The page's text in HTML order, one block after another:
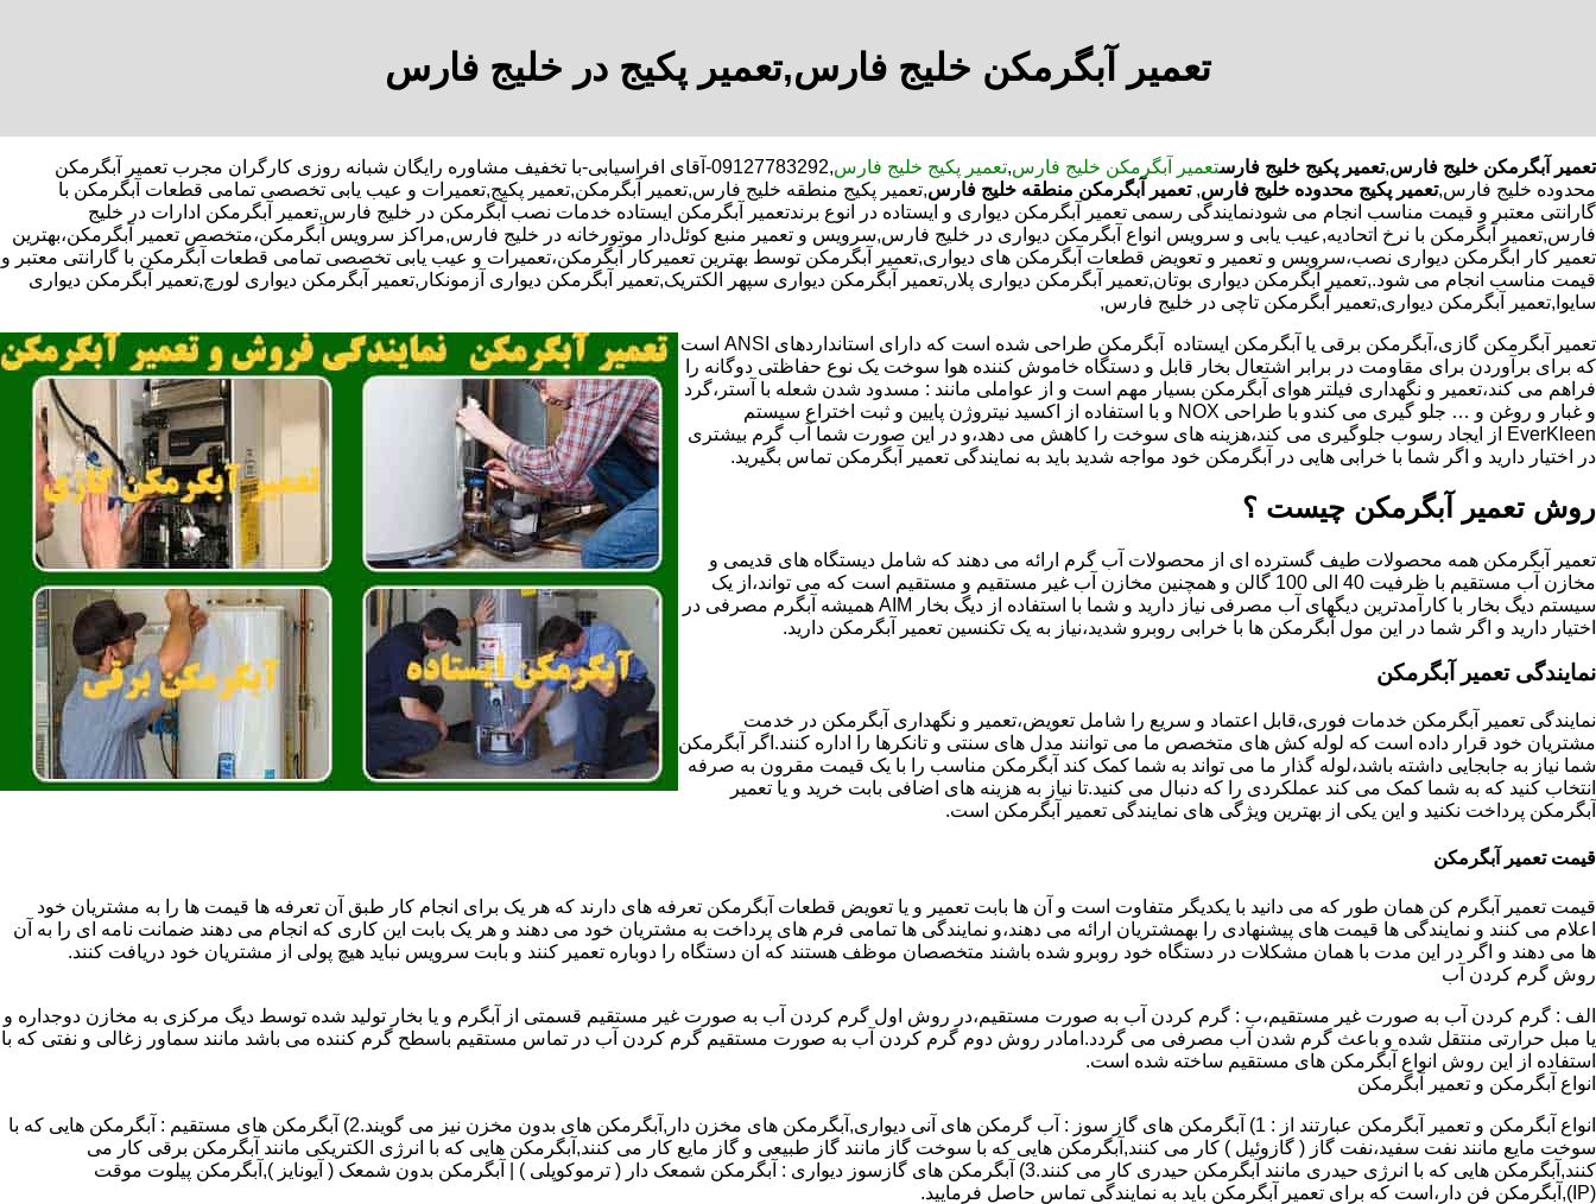
تعمیر آبگرمکن خلیج فارس,تعمیر پکیج در خلیج فارس
تعمیر آبگرمکن خلیج فارس,تعمیر پکیج خلیج فارستعمیر آبگرمکن خلیج فارس,تعمیر پکیج خلیج فارس
,09127783292-آقای افراسیابی-با تخفیف مشاوره رایگان شبانه روزی کارگران مجرب تعمیر آبگرمکن
محدوده خلیج فارس,تعمیر پکیج محدوده خلیج فارس, تعمیر آبگرمکن منطقه خلیج فارس,تعمیر پکیج منطقه خلیج فارس,تعمیر آبگرمکن,تعمیر پکیج,تعمیرات و عیب یابی تخصصی تمامی قطعات آبگرمکن با
گارانتی معتبر و قیمت مناسب انجام می شودنمایندگی رسمی تعمیر آبگرمکن دیواری و ایستاده در انوع برندتعمیر آبگرمکن ایستاده خدمات نصب آبگرمکن در خلیج فارس,تعمیر آبگرمکن ادارات در خلیج
فارس,تعمیر آبگرمکن با نرخ اتحادیه,عیب یابی و سرویس انواع آبگرمکن دیواری در خلیج فارس,سرویس و تعمیر منبع کوئل‌دار موتورخانه در خلیج فارس,مراکز سرویس آبگرمکن،متخصص تعمیر آبگرمکن،بهترین
تعمیر کار ابگرمکن دیواری نصب،سرویس و تعمیر و تعویض قطعات آبگرمکن های دیواری,تعمیر آبگرمکن توسط بهترین تعمیرکار آبگرمکن،تعمیرات و عیب یابی تخصصی تمامی قطعات آبگرمکن با گارانتی معتبر و
قیمت مناسب انجام می شود.,تعمیر آبگرمکن دیواری بوتان,تعمیر آبگرمکن دیواری پلار,تعمیر آبگرمکن دیواری سپهر الکتریک,تعمیر آبگرمکن دیواری آزمونکار,تعمیر آبگرمکن دیواری لورچ,تعمیر آبگرمکن دیواری
سایوا,تعمیر آبگرمکن دیواری,تعمیر آبگرمکن تاچی در خلیج فارس,
تعمیر آبگرمکن گازی،آبگرمکن برقی یا آبگرمکن ایستاده ​ آبگرمکن طراحی شده است که دارای استانداردهای ANSI است
که برای برآوردن برای مقاومت در برابر اشتعال بخار قابل و دستگاه خاموش کننده هوا سوخت یک نوع حفاظتی دوگانه را
فراهم می کند،تعمیر و نگهداری فیلتر هوای آبگرمکن بسیار مهم است و از عواملی مانند : مسدود شدن شعله با آستر،گرد
و غبار و روغن و … جلو گیری می کندو با طراحی NOX و با استفاده از اکسید نیتروژن پایین و ثبت اختراع سیستم
EverKleen از ایجاد رسوب جلوگیری می کند،هزینه های سوخت را کاهش می دهد،و در این صورت شما آب گرم بیشتری
در اختیار دارید و اگر شما با خرابی هایی در آبگرمکن خود مواجه شدید باید به نمایندگی تعمیر آبگرمکن تماس بگیرید.
روش تعمیر آبگرمکن چیست ؟
تعمیر آبگرمکن همه محصولات طیف گسترده ای از محصولات آب گرم ارائه می دهند که شامل دیستگاه های قدیمی و
مخازن آب مستقیم با ظرفیت 40 الی 100 گالن و همچنین مخازن آب غیر مستقیم و مستقیم است که می تواند،از یک
سیستم دیگ بخار با کارآمدترین دیگهای آب مصرفی نیاز دارید و شما با استفاده از دیگ بخار AIM همیشه آبگرم مصرفی در
اختیار دارید و اگر شما در این مول آبگرمکن ها با خرابی روبرو شدید،نیاز به یک تکنسین تعمیر آبگرمکن دارید.
نمایندگی تعمیر آبگرمکن
نمایندگی تعمیر آبگرمکن خدمات فوری،قابل اعتماد و سریع را شامل تعویض،تعمیر و نگهداری آبگرمکن در خدمت
مشتریان خود قرار داده است که لوله کش های متخصص ما می توانند مدل های سنتی و تانکرها را اداره کنند.اگر آبگرمکن
شما نیاز به جابجایی داشته باشد،لوله گذار ما می تواند به شما کمک کند آبگرمکن مناسب را با یک قیمت مقرون به صرفه
انتخاب کنید که به شما کمک می کند عملکردی را که دنبال می کنید.تا نیاز به هزینه های اضافی بابت خرید و یا تعمیر
آبگرمکن پرداخت نکنید و این یکی از بهترین ویژگی های نمایندگی تعمیر آبگرمکن است.
قیمت تعمیر آبگرمکن
قیمت تعمیر آبگرم کن همان طور که می دانید با یکدیگر متفاوت است و آن ها بابت تعمیر و یا تعویض قطعات آبگرمکن تعرفه های دارند که هر یک برای انجام کار طبق آن تعرفه ها قیمت ها را به مشتریان خود
اعلام می کنند و نمایندگی ها قیمت های پیشنهادی را بهمشتریان ارائه می دهند،و نمایندگی ها تمامی فرم های پرداخت به مشتریان خود می دهند و هر یک بابت این کاری که انجام می دهند ضمانت نامه ای را به آن
ها می دهند و اگر در این مدت با همان مشکلات در دستگاه خود روبرو شده باشند متخصصان موظف هستند که ان دستگاه را دوباره تعمیر کنند و بابت سرویس نباید هیچ پولی از مشتریان خود دریافت کنند.
روش گرم کردن آب
الف : گرم کردن آب به صورت غیر مستقیم،ب : گرم کردن آب به صورت مستقیم،در روش اول گرم کردن آب به صورت غیر مستقیم قسمتی از آبگرم و یا بخار تولید شده توسط دیگ مرکزی به مخازن دوجداره و
یا مبل حرارتی منتقل شده و باعث گرم شدن آب مصرفی می گردد.امادر روش دوم گرم کردن آب به صورت مستقیم گرم کردن آب در تماس مستقیم باسطح گرم کننده می باشد مانند سماور زغالی و نفتی که با
استفاده از این روش انواع آبگرمکن های مستقیم ساخته شده است.
انواع آبگرمکن و تعمیر آبگرمکن
انواع آبگرمکن و تعمیر آبگرمکن عبارتند از : 1) آبگرمکن های گاز سوز : آب گرمکن های آنی دیواری,آبگرمکن های مخزن دار,آبگرمکن های بدون مخزن نیز می گویند.2) آبگرمکن های مستقیم : آبگرمکن هایی که با
سوخت مایع مانند نفت سفید،نفت گاز ( گازوئیل ) کار می کنند,آبگرمکن هایی که با سوخت گاز مانند گاز طبیعی و گاز مایع کار می کنند,آبگرمکن هایی که با انرژی الکتریکی مانند آبگرمکن برقی کار می
کنند,آبگرمکن هایی که با انرژی حیدری مانند آبگرمکن حیدری کار می کنند.3) آبگرمکن های گازسوز دیواری : آبگرمکن شمعک دار ( ترموکوپلی ) | آبگرمکن بدون شمعک ( آیونایز ),آبگرمکن پیلوت موقت
(IP),آبگرمکن فن دار،است که برای تعمیر آبگرمکن باید به نمایندگی تماس حاصل فرمایید.